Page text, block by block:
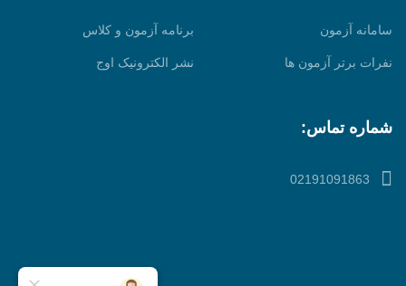
سامانه آزمون برنامه آزمون و کلاس
نفرات برتر آزمون ها نشر الکترونیک اوج
شماره تماس:
02191091863